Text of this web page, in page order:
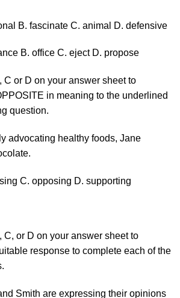
B. fascinate C. animal D. defensive
B. office C. eject D. propose
C or D on your answer sheet to
in meaning to the underlined
question.
advocating healthy foods, Jane
C. opposing D. supporting
C, or D on your answer sheet to
response to complete each of the
Smith are expressing their opinions